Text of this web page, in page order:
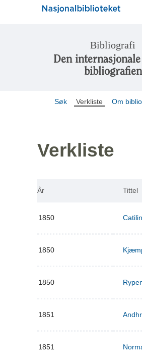
Bibliografi
Den
bibliografien
Søk Verkliste Om
Verkliste
År Tittel
1850
1850
1850
1851
1851